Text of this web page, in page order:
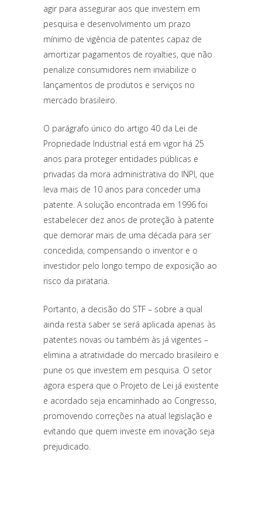
agir para assegurar aos que investem em
pesquisa e desenvolvimento um prazo
mínimo de vigência de patentes capaz de
amortizar pagamentos de royalties, que não
penalize consumidores nem inviabilize o
lançamentos de produtos e serviços no
mercado brasileiro.
O parágrafo único do artigo 40 da Lei de
Propriedade Industrial está em vigor há 25
anos para proteger entidades públicas e
privadas da mora administrativa do INPI, que
leva mais de 10 anos para conceder uma
patente. A solução encontrada em 1996 foi
estabelecer dez anos de proteção à patente
que demorar mais de uma década para ser
concedida, compensando o inventor e o
investidor pelo longo tempo de exposição ao
risco da pirataria.
Portanto, a decisão do STF – sobre a qual
ainda resta saber se será aplicada apenas às
patentes novas ou também às já vigentes –
elimina a atratividade do mercado brasileiro e
pune os que investem em pesquisa. O setor
agora espera que o Projeto de Lei já existente
e acordado seja encaminhado ao Congresso,
promovendo correções na atual legislação e
evitando que quem investe em inovação seja
prejudicado.